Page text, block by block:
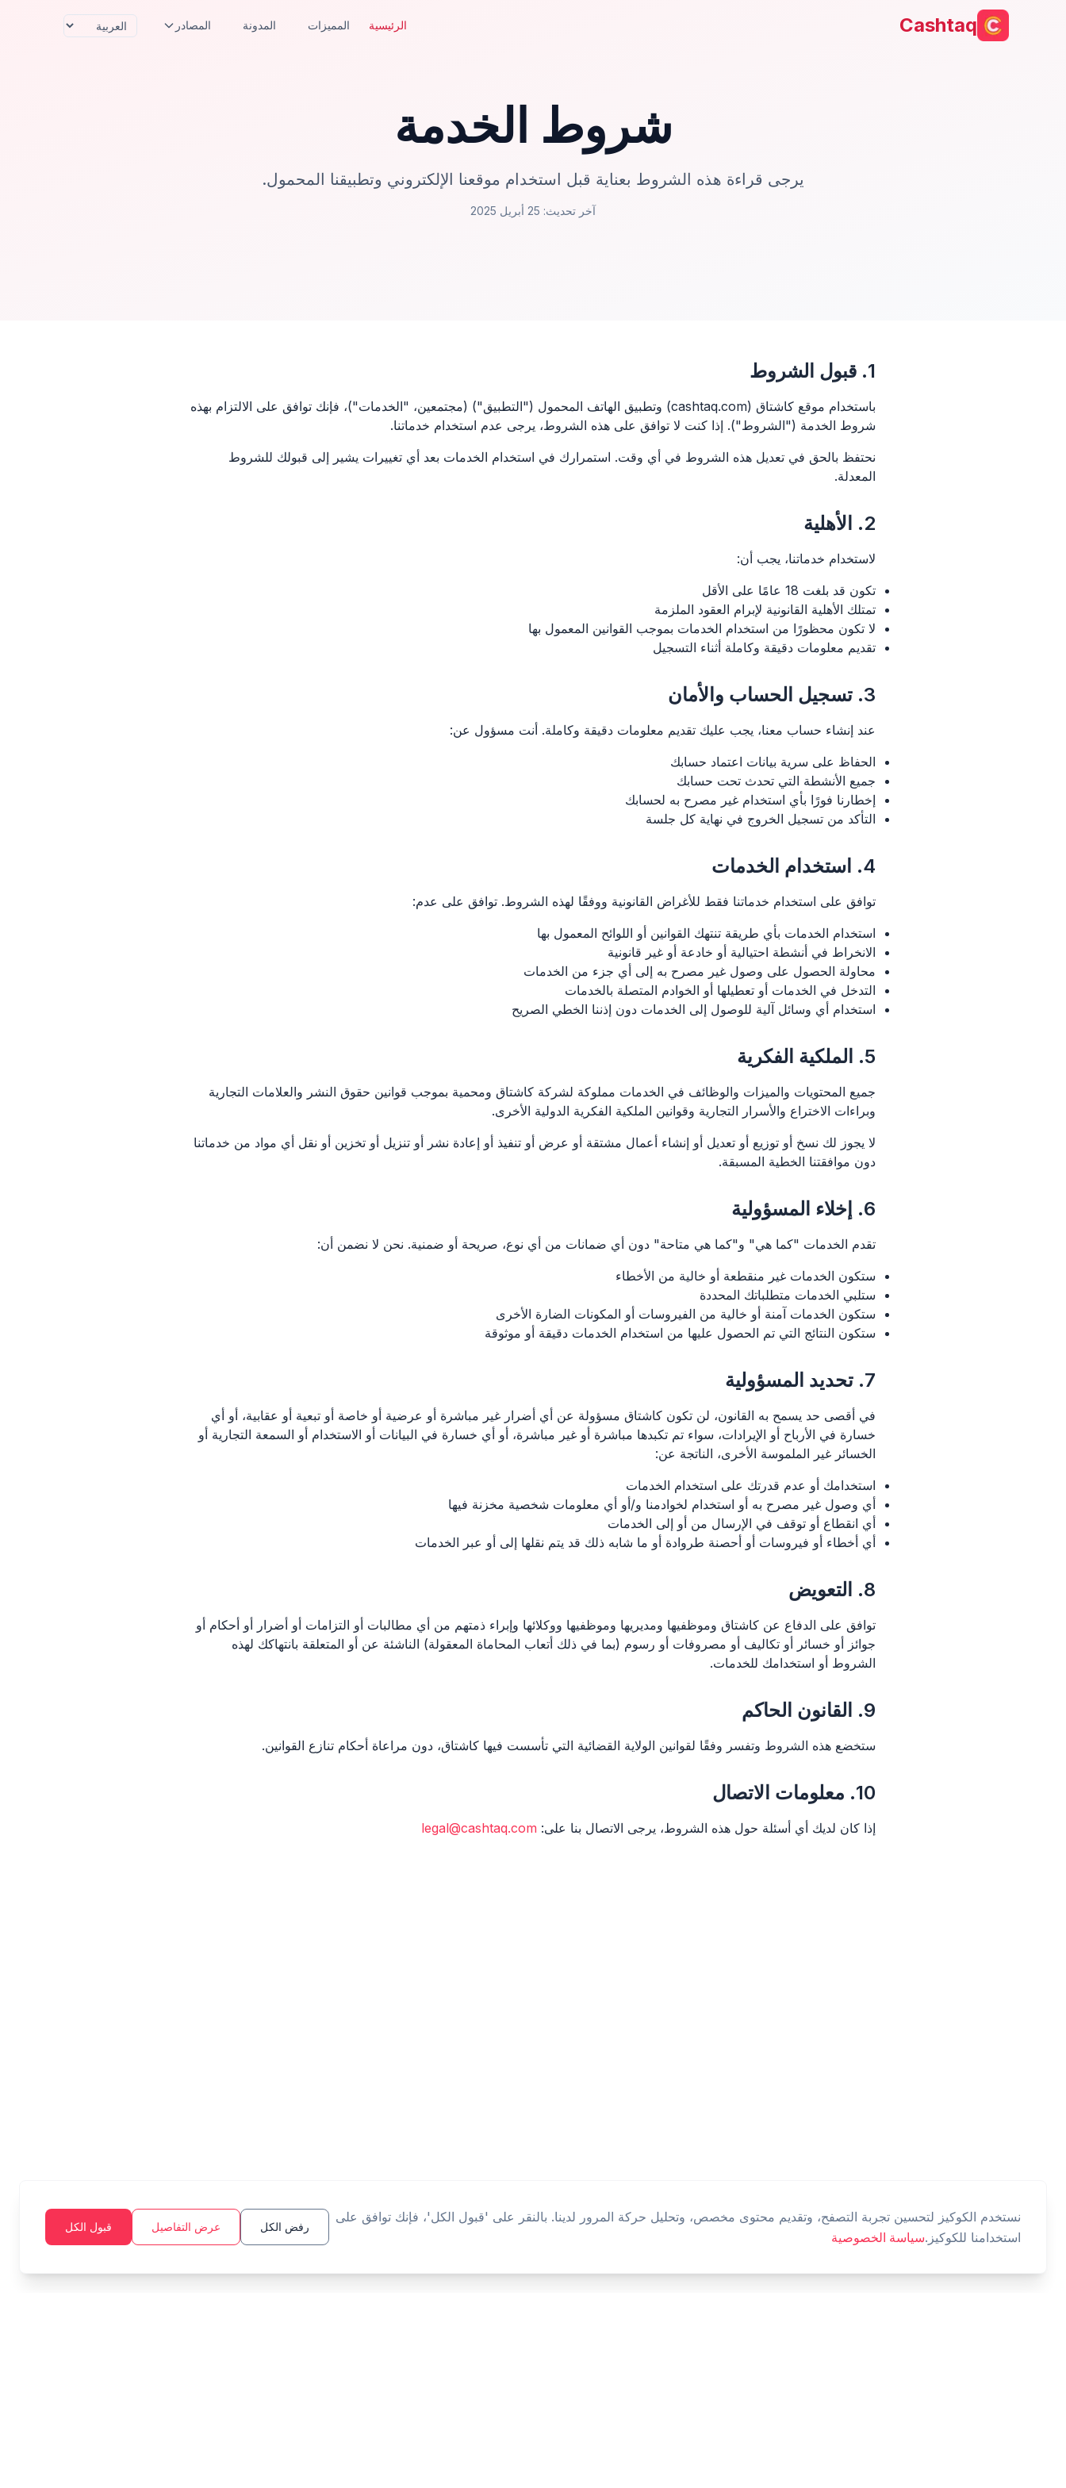
Cashtaq الرئيسية المميزات المدونة المصادر
شروط الخدمة
يرجى قراءة هذه الشروط بعناية قبل استخدام موقعنا الإلكتروني وتطبيقنا المحمول.
آخر تحديث: 25 أبريل 2025
1. قبول الشروط
باستخدام موقع كاشتاق (cashtaq.com) وتطبيق الهاتف المحمول ("التطبيق") (مجتمعين، "الخدمات")، فإنك توافق على الالتزام بهذه
شروط الخدمة ("الشروط"). إذا كنت لا توافق على هذه الشروط، يرجى عدم استخدام خدماتنا.
نحتفظ بالحق في تعديل هذه الشروط في أي وقت. استمرارك في استخدام الخدمات بعد أي تغييرات يشير إلى قبولك للشروط
المعدلة.
2. الأهلية
لاستخدام خدماتنا، يجب أن:
تكون قد بلغت 18 عامًا على الأقل
تمتلك الأهلية القانونية لإبرام العقود الملزمة
لا تكون محظورًا من استخدام الخدمات بموجب القوانين المعمول بها
تقديم معلومات دقيقة وكاملة أثناء التسجيل
3. تسجيل الحساب والأمان
عند إنشاء حساب معنا، يجب عليك تقديم معلومات دقيقة وكاملة. أنت مسؤول عن:
الحفاظ على سرية بيانات اعتماد حسابك
جميع الأنشطة التي تحدث تحت حسابك
إخطارنا فورًا بأي استخدام غير مصرح به لحسابك
التأكد من تسجيل الخروج في نهاية كل جلسة
4. استخدام الخدمات
توافق على استخدام خدماتنا فقط للأغراض القانونية ووفقًا لهذه الشروط. توافق على عدم:
استخدام الخدمات بأي طريقة تنتهك القوانين أو اللوائح المعمول بها
الانخراط في أنشطة احتيالية أو خادعة أو غير قانونية
محاولة الحصول على وصول غير مصرح به إلى أي جزء من الخدمات
التدخل في الخدمات أو تعطيلها أو الخوادم المتصلة بالخدمات
استخدام أي وسائل آلية للوصول إلى الخدمات دون إذننا الخطي الصريح
5. الملكية الفكرية
جميع المحتويات والميزات والوظائف في الخدمات مملوكة لشركة كاشتاق ومحمية بموجب قوانين حقوق النشر والعلامات التجارية
وبراءات الاختراع والأسرار التجارية وقوانين الملكية الفكرية الدولية الأخرى.
لا يجوز لك نسخ أو توزيع أو تعديل أو إنشاء أعمال مشتقة أو عرض أو تنفيذ أو إعادة نشر أو تنزيل أو تخزين أو نقل أي مواد من خدماتنا
دون موافقتنا الخطية المسبقة.
6. إخلاء المسؤولية
تقدم الخدمات "كما هي" و"كما هي متاحة" دون أي ضمانات من أي نوع، صريحة أو ضمنية. نحن لا نضمن أن:
ستكون الخدمات غير منقطعة أو خالية من الأخطاء
ستلبي الخدمات متطلباتك المحددة
ستكون الخدمات آمنة أو خالية من الفيروسات أو المكونات الضارة الأخرى
ستكون النتائج التي تم الحصول عليها من استخدام الخدمات دقيقة أو موثوقة
7. تحديد المسؤولية
في أقصى حد يسمح به القانون، لن تكون كاشتاق مسؤولة عن أي أضرار غير مباشرة أو عرضية أو خاصة أو تبعية أو عقابية، أو أي
خسارة في الأرباح أو الإيرادات، سواء تم تكبدها مباشرة أو غير مباشرة، أو أي خسارة في البيانات أو الاستخدام أو السمعة التجارية أو
الخسائر غير الملموسة الأخرى، الناتجة عن:
استخدامك أو عدم قدرتك على استخدام الخدمات
أي وصول غير مصرح به أو استخدام لخوادمنا و/أو أي معلومات شخصية مخزنة فيها
أي انقطاع أو توقف في الإرسال من أو إلى الخدمات
أي أخطاء أو فيروسات أو أحصنة طروادة أو ما شابه ذلك قد يتم نقلها إلى أو عبر الخدمات
8. التعويض
توافق على الدفاع عن كاشتاق وموظفيها ومديريها وموظفيها ووكلائها وإبراء ذمتهم من أي مطالبات أو التزامات أو أضرار أو أحكام أو
جوائز أو خسائر أو تكاليف أو مصروفات أو رسوم (بما في ذلك أتعاب المحاماة المعقولة) الناشئة عن أو المتعلقة بانتهاكك لهذه
الشروط أو استخدامك للخدمات.
9. القانون الحاكم
ستخضع هذه الشروط وتفسر وفقًا لقوانين الولاية القضائية التي تأسست فيها كاشتاق، دون مراعاة أحكام تنازع القوانين.
10. معلومات الاتصال
إذا كان لديك أي أسئلة حول هذه الشروط، يرجى الاتصال بنا على: legal@cashtaq.com
نستخدم الكوكيز لتحسين تجربة التصفح، وتقديم محتوى مخصص، وتحليل حركة المرور لدينا. بالنقر على 'قبول الكل'، فإنك توافق على
استخدامنا للكوكيز.سياسة الخصوصية
رفض الكل عرض التفاصيل قبول الكل